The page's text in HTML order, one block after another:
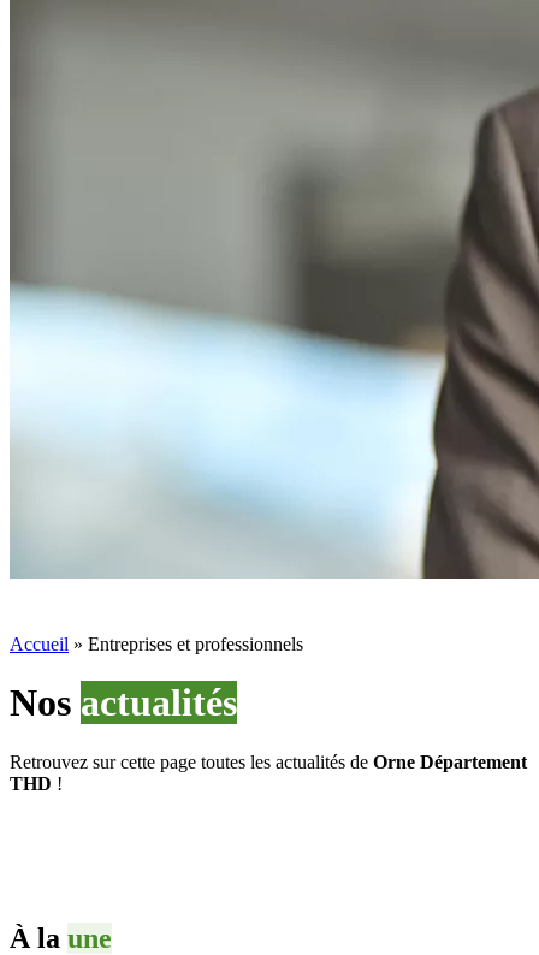
Accueil » Entreprises et professionnels
Nos actualités
Retrouvez sur cette page toutes les actualités de Orne Département
THD !
À la une